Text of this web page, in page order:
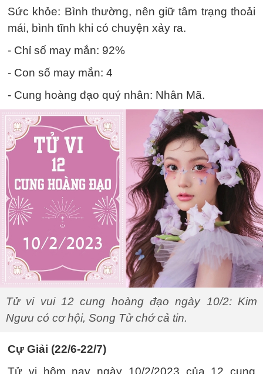
Sức khỏe: Bình thường, nên giữ tâm trạng thoải
mái, bình tĩnh khi có chuyện xảy ra.
- Chỉ số may mắn: 92%
- Con số may mắn: 4
- Cung hoàng đạo quý nhân: Nhân Mã.
Tử vi vui 12 cung hoàng đạo ngày 10/2: Kim
Ngưu có cơ hội, Song Tử chớ cả tin.
Cự Giải (22/6-22/7)
Tử vi hôm nay ngày 10/2/2023 của 12 cung